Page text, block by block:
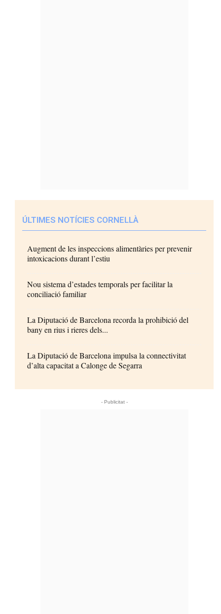
ÚLTIMES NOTÍCIES CORNELLÀ
Augment de les inspeccions alimentàries per prevenir
intoxicacions durant l’estiu
Nou sistema d’estades temporals per facilitar la
conciliació familiar
La Diputació de Barcelona recorda la prohibició del
bany en rius i rieres dels...
La Diputació de Barcelona impulsa la connectivitat
d’alta capacitat a Calonge de Segarra
- Publicitat -